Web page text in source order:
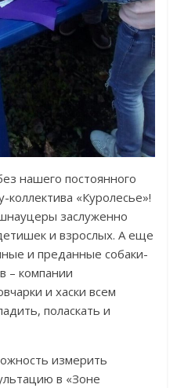
нашего постоянного
«Куролесье»!
заслуженно
и взрослых. А еще
и преданные собаки-
– компании
и хаски всем
поласкать и
измерить
в «Зоне